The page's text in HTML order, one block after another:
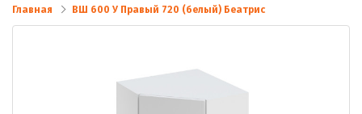
Главная ВШ 600 У Правый 720 (белый) Беатрис